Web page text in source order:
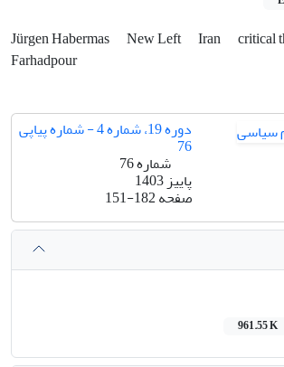
Jürgen Habermas New Left Iran critical
Farhadpour
دوره 19، شماره 4 - شماره پیاپی
76
شماره 76
پاییز 1403
صفحه151-182
961.55 K